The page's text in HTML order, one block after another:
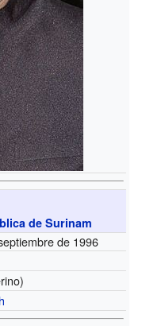
de Surinam
de 1996